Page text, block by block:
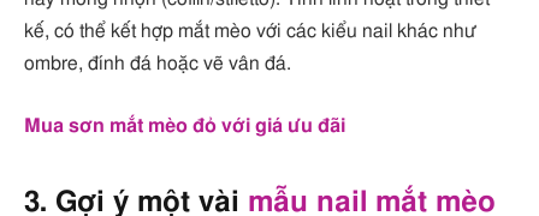
kế, có thể kết hợp mắt mèo với các kiểu nail khác như
ombre, đính đá hoặc vẽ vân đá.
Mua sơn mắt mèo đỏ với giá ưu đãi
3. Gợi ý một vài mẫu nail mắt mèo